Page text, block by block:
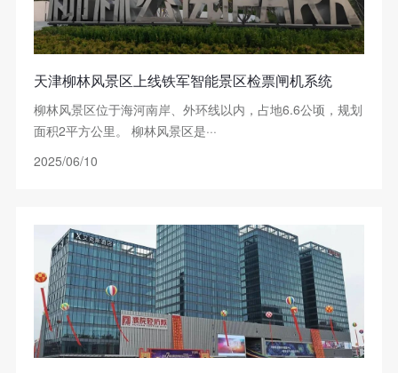
天津柳林风景区上线铁军智能景区检票闸机系统
柳林风景区位于海河南岸、外环线以内，占地6.6公顷，规划
面积2平方公里。 柳林风景区是···
2025/06/10